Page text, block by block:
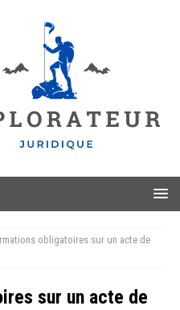
obligatoires sur un acte de
sur un acte de